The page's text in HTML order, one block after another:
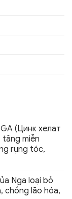
(Цинк хелат
tăng miễn
rụng tóc,
Nga loại bỏ
chống lão hóa,